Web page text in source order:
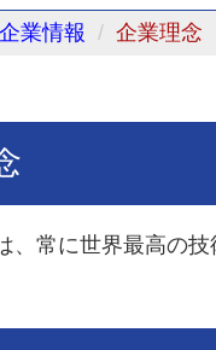
企業情報 企業理念
、常に世界最高の